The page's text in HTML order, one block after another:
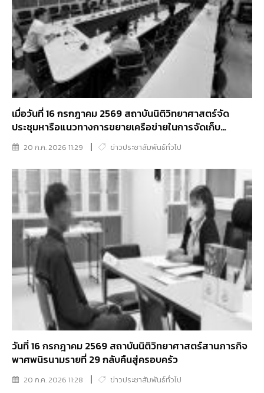
เมื่อวันที่ 16 กรกฎาคม 2569 สถาบันนิติวิทยาศาสตร์จัด
ประชุมหารือแนวทางการขยายเครือข่ายในการจัดเก็บ
ตัวอย่างเพื่อการตรวจพิสูจน์บุคคล
20 ก.ค. 2026 11:29 ข่าวประชาสัมพันธ์ทั่วไป
วันที่ 16 กรกฎาคม 2569 สถาบันนิติวิทยาศาสตร์สานภารกิจ
พาศพนิรนามรายที่ 29 กลับคืนสู่ครอบครัว
20 ก.ค. 2026 11:28 ข่าวประชาสัมพันธ์ทั่วไป